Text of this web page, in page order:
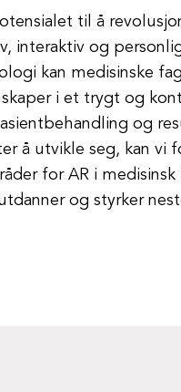
til å
interaktiv og
kan medisinske
i et trygt og
og
å utvikle seg, kan vi
for AR i
og styrker